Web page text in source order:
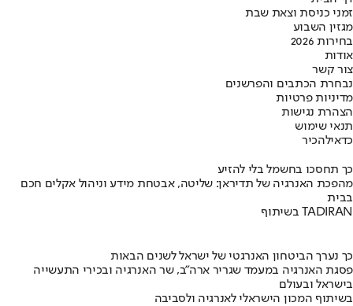
זמני כניסת וצאת שבת
מגזין השבוע
בחירות 2026
אודות
צור קשר
נבחרת הכתבים והפרשנים
מדיניות פרטיות
הצהרת נגישות
תנאי שימוש
כדאילהכיר
כך תחסכו בחשמל בלי להזיע
מהפכת האנרגיה של תדיראן: שליטה, אבטחת מידע וניהול אקלים חכם
בבית
בשיתוף TADIRAN
כך נערך הביטחון האנרגטי של ישראל לשנים הבאות
פסגת האנרגיה במעמד שגריר ארה"ב, שר האנרגיה ובכירי התעשייה
בישראל ובעולם
בשיתוף המכון הישראלי לאנרגיה ולסביבה